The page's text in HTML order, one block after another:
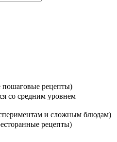
рецепты)
со средним уровнем
и сложным блюдам)
рецепты)